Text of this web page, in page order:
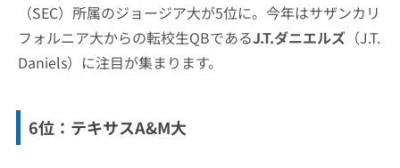
（SEC）所属のジョージア大が5位に。今年はサザンカリ
フォルニア大からの転校生QBであるJ.T.ダニエルズ （J.T.
Daniels）に注目が集まります。
6位：テキサスA&M大